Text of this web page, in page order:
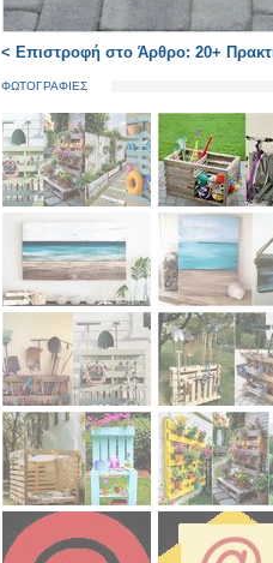
< Επιστροφή στο Άρθρο: 20+
ΦΩΤΟΓΡΑΦΙΕΣ